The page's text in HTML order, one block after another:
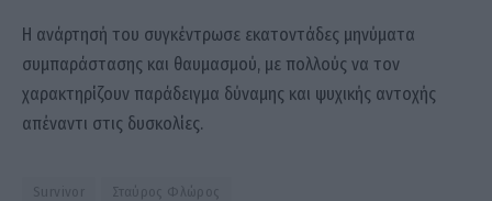
Η ανάρτησή του συγκέντρωσε εκατοντάδες μηνύματα
συμπαράστασης και θαυμασμού, με πολλούς να τον
χαρακτηρίζουν παράδειγμα δύναμης και ψυχικής αντοχής
απέναντι στις δυσκολίες.
Survivor Σταύρος Φλώρος